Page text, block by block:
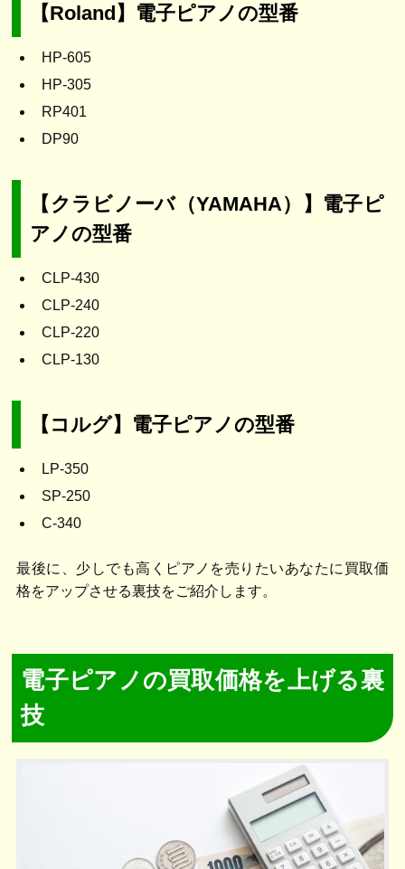
【Roland】電子ピアノの型番
HP-605
HP-305
RP401
DP90
【クラビノーバ（YAMAHA）】電子ピ
アノの型番
CLP-430
CLP-240
CLP-220
CLP-130
【コルグ】電子ピアノの型番
LP-350
SP-250
C-340
最後に、少しでも高くピアノを売りたいあなたに買取価
格をアップさせる裏技をご紹介します。
電子ピアノの買取価格を上げる裏
技